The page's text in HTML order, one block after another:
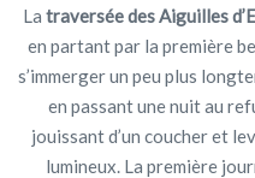
La traversée des Aiguilles
en partant par la première
s’immerger un peu plus
en passant une nuit au
jouissant d’un coucher et
lumineux. La première